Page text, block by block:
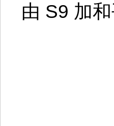
由 S9 加